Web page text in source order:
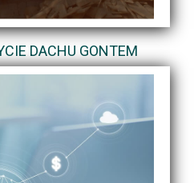
DACHU GONTEM